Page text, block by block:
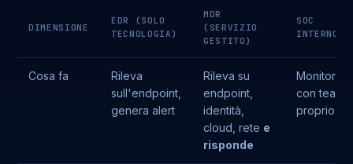
DIMENSIONE
EDR (SOLO
TECNOLOGIA)
MDR
(SERVIZIO
GESTITO)
SOC
INTERNO
Cosa fa
Rileva
sull'endpoint,
genera alert
Rileva su
endpoint,
identità,
cloud, rete e
risponde
Monitora
con team
proprio